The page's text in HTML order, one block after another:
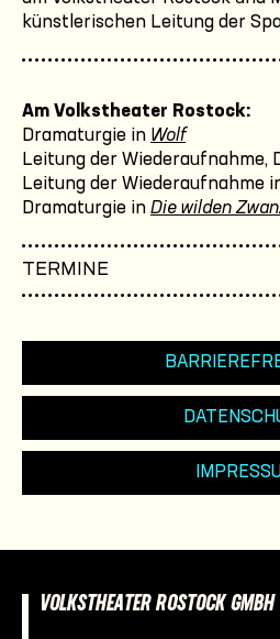
künstlerischen Leitung der
Am Volkstheater Rostock:
Dramaturgie in Wolf
Leitung der Wiederaufnahme,
Leitung der Wiederaufnahme
Dramaturgie in Die wilden
TERMINE
VOLKSTHEATER ROSTOCK GMBH